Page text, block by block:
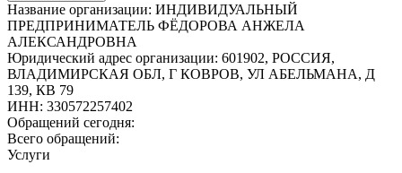
Название организации: ИНДИВИДУАЛЬНЫЙ
ПРЕДПРИНИМАТЕЛЬ ФЁДОРОВА АНЖЕЛА
АЛЕКСАНДРОВНА
Юридический адрес организации: 601902, РОССИЯ,
ВЛАДИМИРСКАЯ ОБЛ, Г КОВРОВ, УЛ АБЕЛЬМАНА, Д
139, КВ 79
ИНН: 330572257402
Обращений сегодня:
Всего обращений:
Услуги